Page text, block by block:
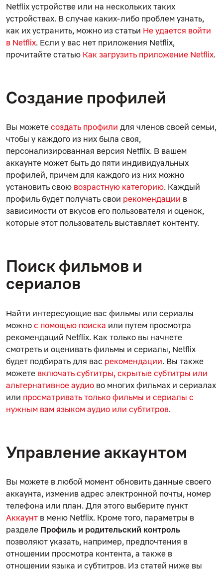
Netflix устройстве или на нескольких таких
устройствах. В случае каких-либо проблем узнать,
как их устранить, можно из статьи Не удается войти
в Netflix. Если у вас нет приложения Netflix,
прочитайте статью Как загрузить приложение Netflix.
Создание профилей
Вы можете создать профили для членов своей семьи,
чтобы у каждого из них была своя,
персонализированная версия Netflix. В вашем
аккаунте может быть до пяти индивидуальных
профилей, причем для каждого из них можно
установить свою возрастную категорию. Каждый
профиль будет получать свои рекомендации в
зависимости от вкусов его пользователя и оценок,
которые этот пользователь выставляет контенту.
Поиск фильмов и
сериалов
Найти интересующие вас фильмы или сериалы
можно с помощью поиска или путем просмотра
рекомендаций Netflix. Как только вы начнете
смотреть и оценивать фильмы и сериалы, Netflix
будет подбирать для вас рекомендации. Вы также
можете включать субтитры, скрытые субтитры или
альтернативное аудио во многих фильмах и сериалах
или просматривать только фильмы и сериалы с
нужным вам языком аудио или субтитров.
Управление аккаунтом
Вы можете в любой момент обновить данные своего
аккаунта, изменив адрес электронной почты, номер
телефона или план. Для этого выберите пункт
Аккаунт в меню Netflix. Кроме того, параметры в
разделе Профиль и родительский контроль
позволяют указать, например, предпочтения в
отношении просмотра контента, а также в
отношении языка и субтитров. Из статей ниже вы